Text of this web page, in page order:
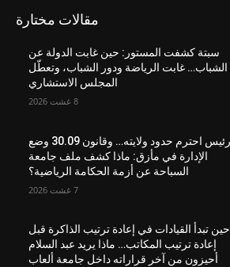
مقالات مختارة
سبتة كشفت المستور: حين غابت الدولة عن
الشباب… غابت الرياضة ودور الشباب، وتعطّل
المجلس الاستشاري
8 غشت 2026
رئيس احترم حدود ولايته… وقانون 30.09 وضع
الإدارة في مأزق: ماذا كشف ملف جامعة
السباحة عن أزمة الحكامة الرياضية؟
7 غشت 2026
حين تبدأ القيادات في إعادة ترتيب الذاكرة قبل
إعادة ترتيب المكاتب… ماذا يريد عبد السلام
أحيزون من آخر قراراته داخل جامعة ألعاب